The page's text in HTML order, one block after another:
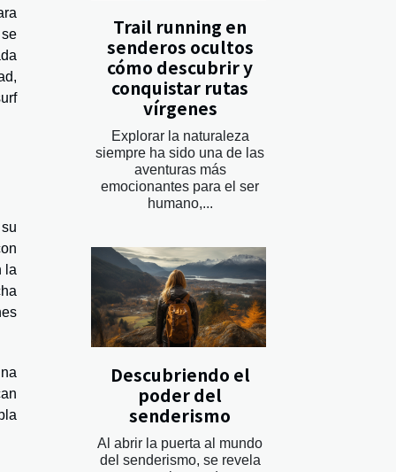
la
Trail running en
senderos ocultos
cómo descubrir y
conquistar rutas
vírgenes
Explorar la naturaleza
siempre ha sido una de las
aventuras más
emocionantes para el ser
humano,...
Descubriendo el
poder del
senderismo
Al abrir la puerta al mundo
del senderismo, se revela